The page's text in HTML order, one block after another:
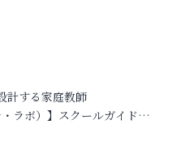
計する家庭教師
ラボ）】スクールガイド…